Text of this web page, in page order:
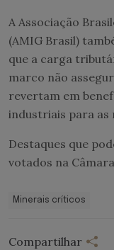
A Associação
(AMIG Brasil)
que a carga
marco não
revertam em
industriais para
Destaques que
votados na
Minerais críticos
Compartilhar